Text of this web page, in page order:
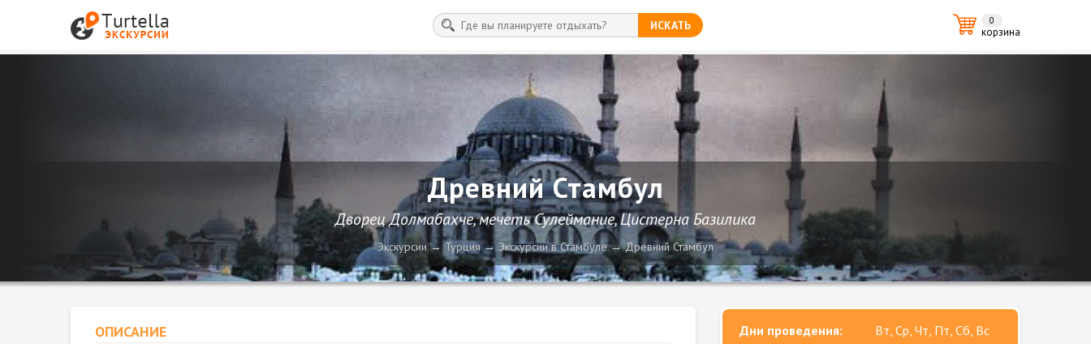
ИСКАТЬ 0
корзина
Древний Стамбул
Дворец Долмабахче, мечеть Сулеймание, Цистерна Базилика
Экскурсии Турция Экскурсии в Стамбуле Древний Стамбул
ОПИСАНИЕ Дни проведения:
Вт, Ср, Чт, Пт, Сб, Вс